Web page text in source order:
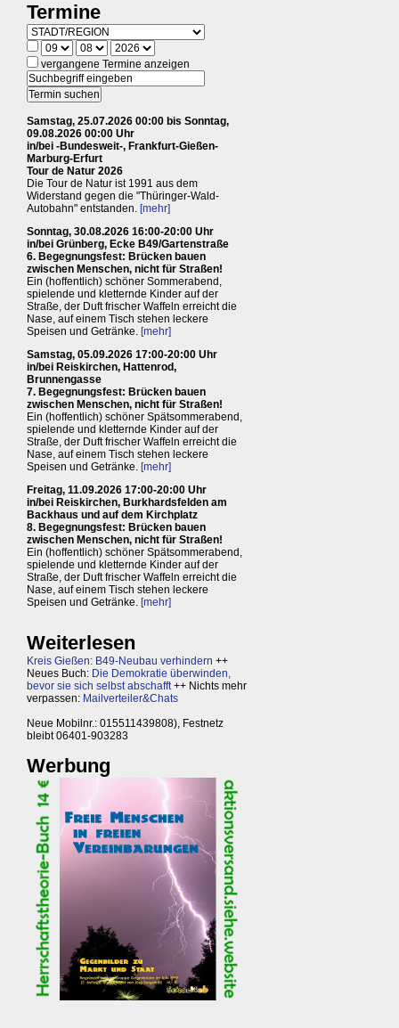
Termine
vergangene Termine anzeigen
Samstag, 25.07.2026 00:00 bis Sonntag,
09.08.2026 00:00 Uhr
in/bei -Bundesweit-, Frankfurt-Gießen-
Marburg-Erfurt
Tour de Natur 2026
Die Tour de Natur ist 1991 aus dem
Widerstand gegen die "Thüringer-Wald-
Autobahn" entstanden. [mehr]
Sonntag, 30.08.2026 16:00-20:00 Uhr
in/bei Grünberg, Ecke B49/Gartenstraße
6. Begegnungsfest: Brücken bauen
zwischen Menschen, nicht für Straßen!
Ein (hoffentlich) schöner Sommerabend,
spielende und kletternde Kinder auf der
Straße, der Duft frischer Waffeln erreicht die
Nase, auf einem Tisch stehen leckere
Speisen und Getränke. [mehr]
Samstag, 05.09.2026 17:00-20:00 Uhr
in/bei Reiskirchen, Hattenrod,
Brunnengasse
7. Begegnungsfest: Brücken bauen
zwischen Menschen, nicht für Straßen!
Ein (hoffentlich) schöner Spätsommerabend,
spielende und kletternde Kinder auf der
Straße, der Duft frischer Waffeln erreicht die
Nase, auf einem Tisch stehen leckere
Speisen und Getränke. [mehr]
Freitag, 11.09.2026 17:00-20:00 Uhr
in/bei Reiskirchen, Burkhardsfelden am
Backhaus und auf dem Kirchplatz
8. Begegnungsfest: Brücken bauen
zwischen Menschen, nicht für Straßen!
Ein (hoffentlich) schöner Spätsommerabend,
spielende und kletternde Kinder auf der
Straße, der Duft frischer Waffeln erreicht die
Nase, auf einem Tisch stehen leckere
Speisen und Getränke. [mehr]
Weiterlesen
Kreis Gießen: B49-Neubau verhindern ++
Neues Buch: Die Demokratie überwinden,
bevor sie sich selbst abschafft++ Nichts mehr
verpassen: Mailverteiler&Chats
Neue Mobilnr.: 015511439808), Festnetz
bleibt 06401-903283
Werbung